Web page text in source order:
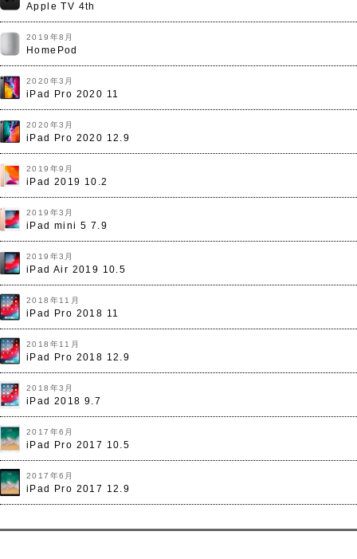
Apple TV 4th
2019年8月
HomePod
2020年3月
iPad Pro 2020 11
2020年3月
iPad Pro 2020 12.9
2019年9月
iPad 2019 10.2
2019年3月
iPad mini 5 7.9
2019年3月
iPad Air 2019 10.5
2018年11月
iPad Pro 2018 11
2018年11月
iPad Pro 2018 12.9
2018年3月
iPad 2018 9.7
2017年6月
iPad Pro 2017 10.5
2017年6月
iPad Pro 2017 12.9